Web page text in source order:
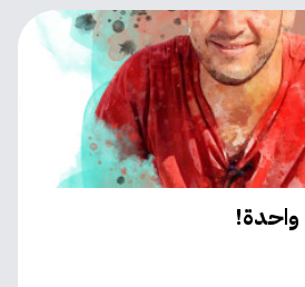
واحدة!